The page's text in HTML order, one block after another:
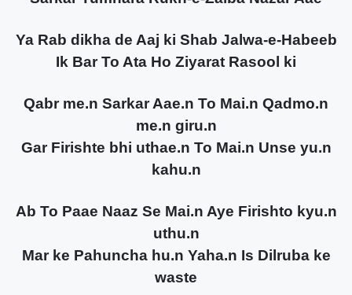
Ya Rab dikha de Aaj ki Shab Jalwa-e-Habeeb
Ik Bar To Ata Ho Ziyarat Rasool ki
Qabr me.n Sarkar Aae.n To Mai.n Qadmo.n
me.n giru.n
Gar Firishte bhi uthae.n To Mai.n Unse yu.n
kahu.n
Ab To Paae Naaz Se Mai.n Aye Firishto kyu.n
uthu.n
Mar ke Pahuncha hu.n Yaha.n Is Dilruba ke
waste